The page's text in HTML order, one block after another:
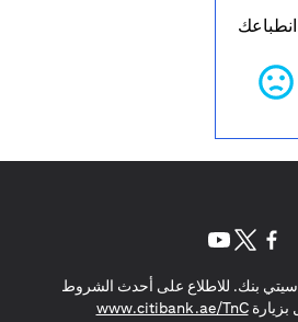
بنك. للاطلاع على أحدث الشروط
بزيارةwww.citibank.ae/TnC
in a new tab